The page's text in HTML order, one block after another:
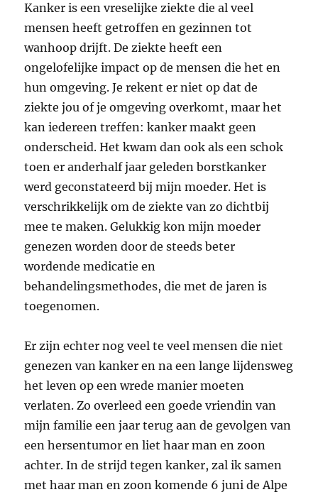
Kanker is een vreselijke ziekte die al veel
mensen heeft getroffen en gezinnen tot
wanhoop drijft. De ziekte heeft een
ongelofelijke impact op de mensen die het en
hun omgeving. Je rekent er niet op dat de
ziekte jou of je omgeving overkomt, maar het
kan iedereen treffen: kanker maakt geen
onderscheid. Het kwam dan ook als een schok
toen er anderhalf jaar geleden borstkanker
werd geconstateerd bij mijn moeder. Het is
verschrikkelijk om de ziekte van zo dichtbij
mee te maken. Gelukkig kon mijn moeder
genezen worden door de steeds beter
wordende medicatie en
behandelingsmethodes, die met de jaren is
toegenomen.
Er zijn echter nog veel te veel mensen die niet
genezen van kanker en na een lange lijdensweg
het leven op een wrede manier moeten
verlaten. Zo overleed een goede vriendin van
mijn familie een jaar terug aan de gevolgen van
een hersentumor en liet haar man en zoon
achter. In de strijd tegen kanker, zal ik samen
met haar man en zoon komende 6 juni de Alpe